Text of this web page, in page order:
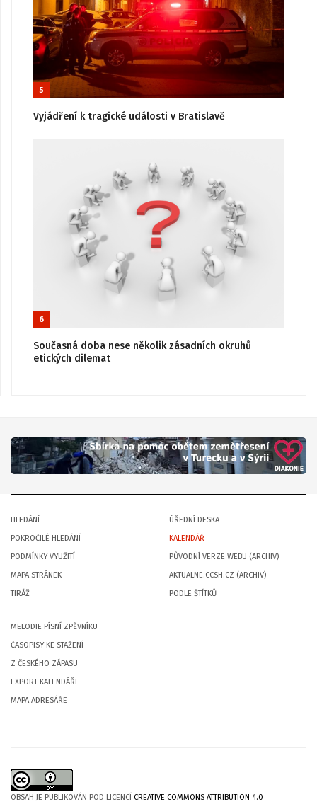
5
Vyjádření k tragické události v Bratislavě
6
Současná doba nese několik zásadních okruhů
etických dilemat
HLEDÁNÍ
POKROČILÉ HLEDÁNÍ
PODMÍNKY VYUŽITÍ
MAPA STRÁNEK
TIRÁŽ
ÚŘEDNÍ DESKA
KALENDÁŘ
PŮVODNÍ VERZE WEBU (ARCHIV)
AKTUALNE.CCSH.CZ (ARCHIV)
PODLE ŠTÍTKŮ
MELODIE PÍSNÍ ZPĚVNÍKU
ČASOPISY KE STAŽENÍ
Z ČESKÉHO ZÁPASU
EXPORT KALENDÁŘE
MAPA ADRESÁŘE
OBSAH JE PUBLIKOVÁN POD LICENCÍ CREATIVE COMMONS ATTRIBUTION 4.0